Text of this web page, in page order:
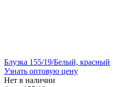
Блузка 155/19/Белый, красный
Узнать оптовую цену
Нет в наличии